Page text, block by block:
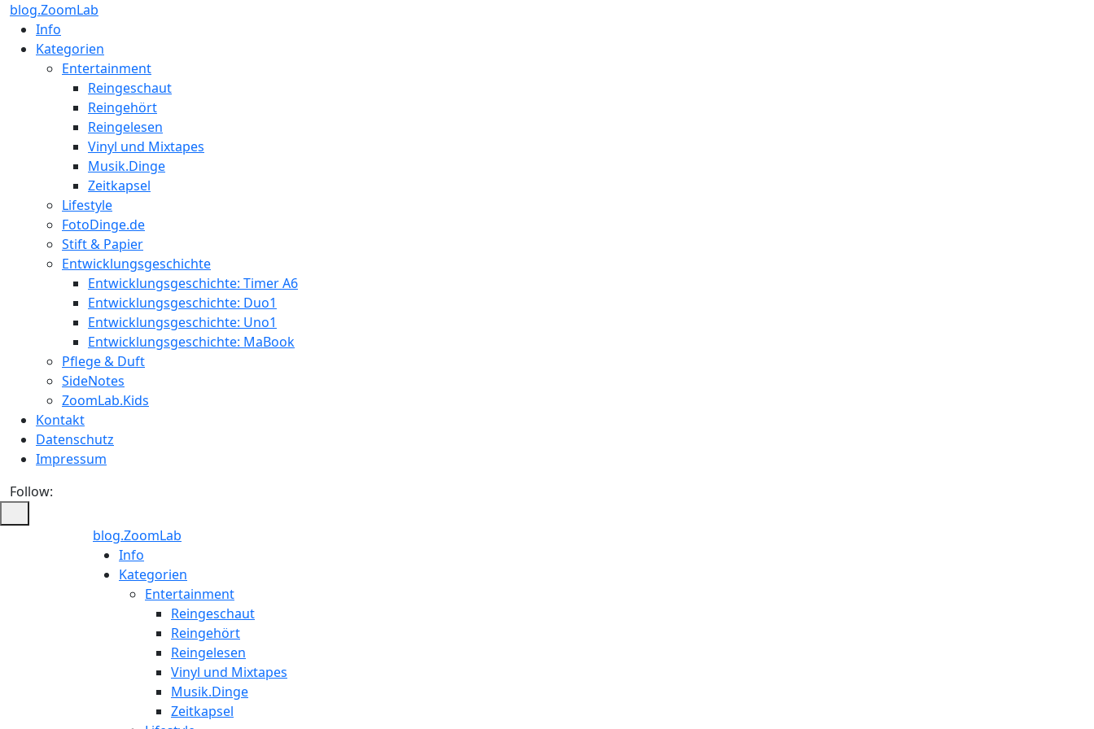
blog.ZoomLab
Info
Kategorien
Entertainment
Reingeschaut
Reingehört
Reingelesen
Vinyl und Mixtapes
Musik.Dinge
Zeitkapsel
Lifestyle
FotoDinge.de
Stift & Papier
Entwicklungsgeschichte
Entwicklungsgeschichte: Timer A6
Entwicklungsgeschichte: Duo1
Entwicklungsgeschichte: Uno1
Entwicklungsgeschichte: MaBook
Pflege & Duft
SideNotes
ZoomLab.Kids
Kontakt
Datenschutz
Impressum
Follow:
blog.ZoomLab
ZoomLab
pers.
Blog
Info
Kategorien
Entertainment
Reingeschaut
Reingehört
Reingelesen
Vinyl und Mixtapes
Musik.Dinge
Zeitkapsel